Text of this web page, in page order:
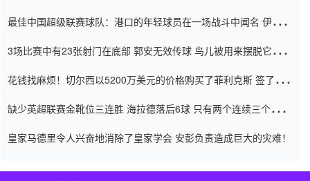
最佳中国超级联赛球队：港口的年轻球员在一场战斗中闻名 伊万放
3场比赛中有23张射门在底部 郭安无效传球 鸟儿被用来摆脱它
花钱找麻烦！切尔西以5200万美元的价格购买了菲利克斯 签了7年
缺少英超联赛金靴位三连胜 海拉德落后6球 只有两个连续三个连续
皇家马德里令人兴奋地消除了皇家学会 安彭负责造成巨大的灾难！